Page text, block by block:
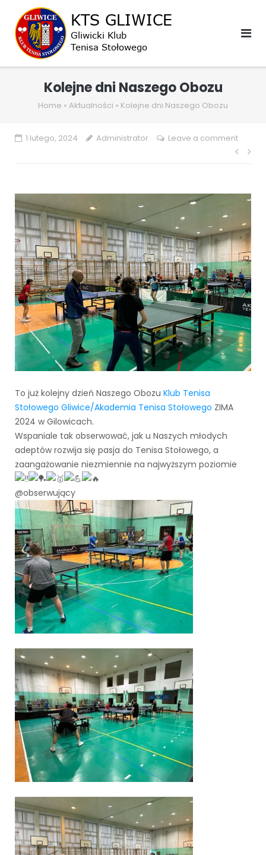
content
Kolejne dni Naszego Obozu
Home » Aktualności » Kolejne dni Naszego Obozu
1 lutego, 2024 Administrator Leave a comment
To już kolejny dzień Naszego Obozu Klub Tenisa
Stołowego Gliwice/Akademia Tenisa Stołowego ZIMA
2024 w Gilowicach.
Wspaniale tak obserwować, jak u Naszych młodych
adeptów rozwija się pasja do Tenisa Stołowego, a
zaangażowanie niezmiennie na najwyższym poziomie
@obserwujący